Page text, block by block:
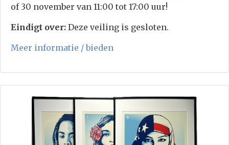
of 30 november van 11:00 tot 17:00 uur!
Eindigt over: Deze veiling is gesloten.
Meer informatie / bieden